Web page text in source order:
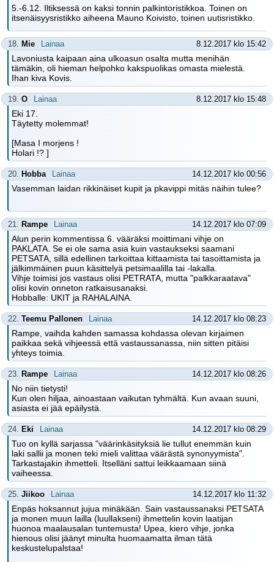
5.-6.12. Iltiksessä on kaksi tonnin palkintoristikkoa. Toinen on
itsenäisyysristikko aiheena Mauno Koivisto, toinen uutisristikko.
18. Mie Lainaa 8.12.2017 klo 15:42
Lavoniusta kaipaan aina ulkoasun osalta mutta menihän
tämäkin, oli hieman helpohko kakspuolikas omasta mielestä.
Ihan kiva Kovis.
19. O Lainaa 8.12.2017 klo 15:48
Eki 17.
Täytetty molemmat!
[Masa I morjens !
Holari !? ]
20. Hobba Lainaa 14.12.2017 klo 00:56
Vasemman laidan rikkinäiset kupit ja pkavippi mitäs näihin tulee?
21. Rampe Lainaa 14.12.2017 klo 07:09
Alun perin kommentissa 6. vääräksi moittimani vihje on
PAKLATA. Se ei ole sama asia kuin vastaukseksi saamani
PETSATA, sillä edellinen tarkoittaa kittaamista tai tasoittamista ja
jälkimmäinen puun käsittelyä petsimaalilla tai -lakalla.
Vihje toimisi jos vastaus olisi PETRATA, mutta "palkkaraatava"
olisi kovin onneton ratkaisusanaksi.
Hobballe: UKIT ja RAHALAINA.
22. Teemu Pallonen Lainaa 14.12.2017 klo 08:23
Rampe, vaihda kahden samassa kohdassa olevan kirjaimen
paikkaa sekä vihjeessä että vastaussanassa, niin sitten pitäisi
yhteys toimia.
23. Rampe Lainaa 14.12.2017 klo 08:26
No niin tietysti!
Kun olen hiljaa, ainoastaan vaikutan tyhmältä. Kun avaan suuni,
asiasta ei jää epäilystä.
24. Eki Lainaa 14.12.2017 klo 08:29
Tuo on kyllä sarjassa "väärinkäsityksiä lie tullut enemmän kuin
laki sallii ja monen teki mieli valittaa väärästä synonyymista".
Tarkastajakin ihmetteli. Itselläni sattui leikkaamaan siinä
vaiheessa.
25. Jiikoo Lainaa 14.12.2017 klo 11:32
Enpäs hoksannut jujua minäkään. Sain vastaussanaksi PETSATA
ja monen muun lailla (luullakseni) ihmettelin kovin laatijan
huonoa maalausalan tuntemusta! Upea, kiero vihje, jonka
hienous olisi jäänyt minulta huomaamatta ilman tätä
keskustelupalstaa!